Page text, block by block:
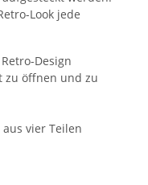
Look jede
Design
zu öffnen und zu
aus vier Teilen